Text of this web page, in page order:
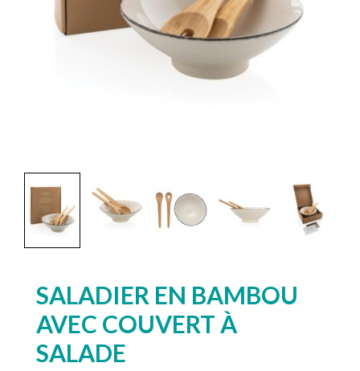
SALADIER EN BAMBOU
AVEC COUVERT À
SALADE